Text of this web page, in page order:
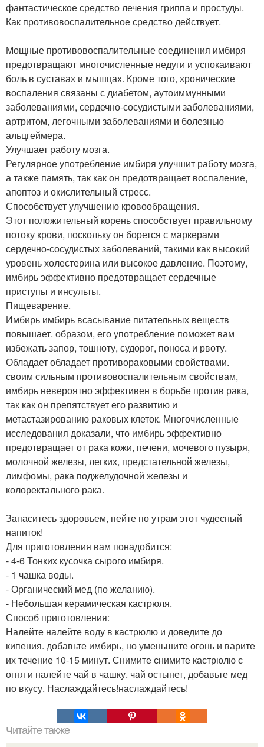
фантастическое средство лечения гриппа и простуды.
Как противовоспалительное средство действует.
Мощные противовоспалительные соединения имбиря
предотвращают многочисленные недуги и успокаивают
боль в суставах и мышцах. Кроме того, хронические
воспаления связаны с диабетом, аутоиммунными
заболеваниями, сердечно-сосудистыми заболеваниями,
артритом, легочными заболеваниями и болезнью
альцгеймера.
Улучшает работу мозга.
Регулярное употребление имбиря улучшит работу мозга,
а также память, так как он предотвращает воспаление,
апоптоз и окислительный стресс.
Способствует улучшению кровообращения.
Этот положительный корень способствует правильному
потоку крови, поскольку он борется с маркерами
сердечно-сосудистых заболеваний, такими как высокий
уровень холестерина или высокое давление. Поэтому,
имбирь эффективно предотвращает сердечные
приступы и инсульты.
Пищеварение.
Имбирь имбирь всасывание питательных веществ
повышает. образом, его употребление поможет вам
избежать запор, тошноту, судорог, поноса и рвоту.
Обладает обладает противораковыми свойствами.
своим сильным противовоспалительным свойствам,
имбирь невероятно эффективен в борьбе против рака,
так как он препятствует его развитию и
метастазированию раковых клеток. Многочисленные
исследования доказали, что имбирь эффективно
предотвращает от рака кожи, печени, мочевого пузыря,
молочной железы, легких, предстательной железы,
лимфомы, рака поджелудочной железы и
колоректального рака.
Запаситесь здоровьем, пейте по утрам этот чудесный
напиток!
Для приготовления вам понадобится:
- 4-6 Тонких кусочка сырого имбиря.
- 1 чашка воды.
- Органический мед (по желанию).
- Небольшая керамическая кастрюля.
Способ приготовления:
Налейте налейте воду в кастрюлю и доведите до
кипения. добавьте имбирь, но уменьшите огонь и варите
их течение 10-15 минут. Снимите снимите кастрюлю с
огня и налейте чай в чашку. чай остынет, добавьте мед
по вкусу. Наслаждайтесь!наслаждайтесь!
Читайте также